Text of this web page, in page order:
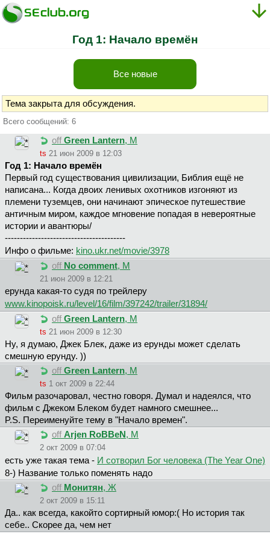
Год 1: Начало времён
Все новые
Тема закрыта для обсуждения.
Всего сообщений: 6
off Green Lantern, М
ts 21 июн 2009 в 12:03
Год 1: Начало времён
Первый год существования цивилизации, Библия ещё не
написана... Когда двоих ленивых охотников изгоняют из
племени туземцев, они начинают эпическое путешествие
античным миром, каждое мгновение попадая в невероятные
истории и авантюры/
----------------------------------------
Инфо о фильме: kino.ukr.net/movie/3978
off No comment, М
21 июн 2009 в 12:21
ерунда какая-то судя по трейлеру
www.kinopoisk.ru/level/16/film/397242/trailer/31894/
off Green Lantern, М
ts 21 июн 2009 в 12:30
Ну, я думаю, Джек Блек, даже из ерунды может сделать
смешную ерунду. ))
off Green Lantern, М
ts 1 окт 2009 в 22:44
Фильм разочаровал, честно говоря. Думал и надеялся, что
фильм с Джеком Блеком будет намного смешнее...
P.S. Переименуйте тему в "Начало времен".
off Arjen RoBBeN , М
2 окт 2009 в 07:04
есть уже такая тема - И сотворил Бог человека (The Year One)
8-) Название только поменять надо
off Монитян, Ж
2 окт 2009 в 15:11
Да.. как всегда, какойто сортирный юмор:( Но история так
себе.. Скорее да, чем нет